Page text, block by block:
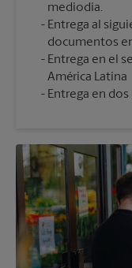
mediodía.
Entrega al
documentos
Entrega en el
América Latina
Entrega en